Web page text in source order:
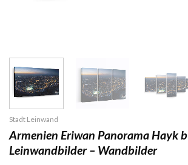
Stadt Leinwand
Armenien Eriwan Panorama Hayk b
Leinwandbilder – Wandbilder